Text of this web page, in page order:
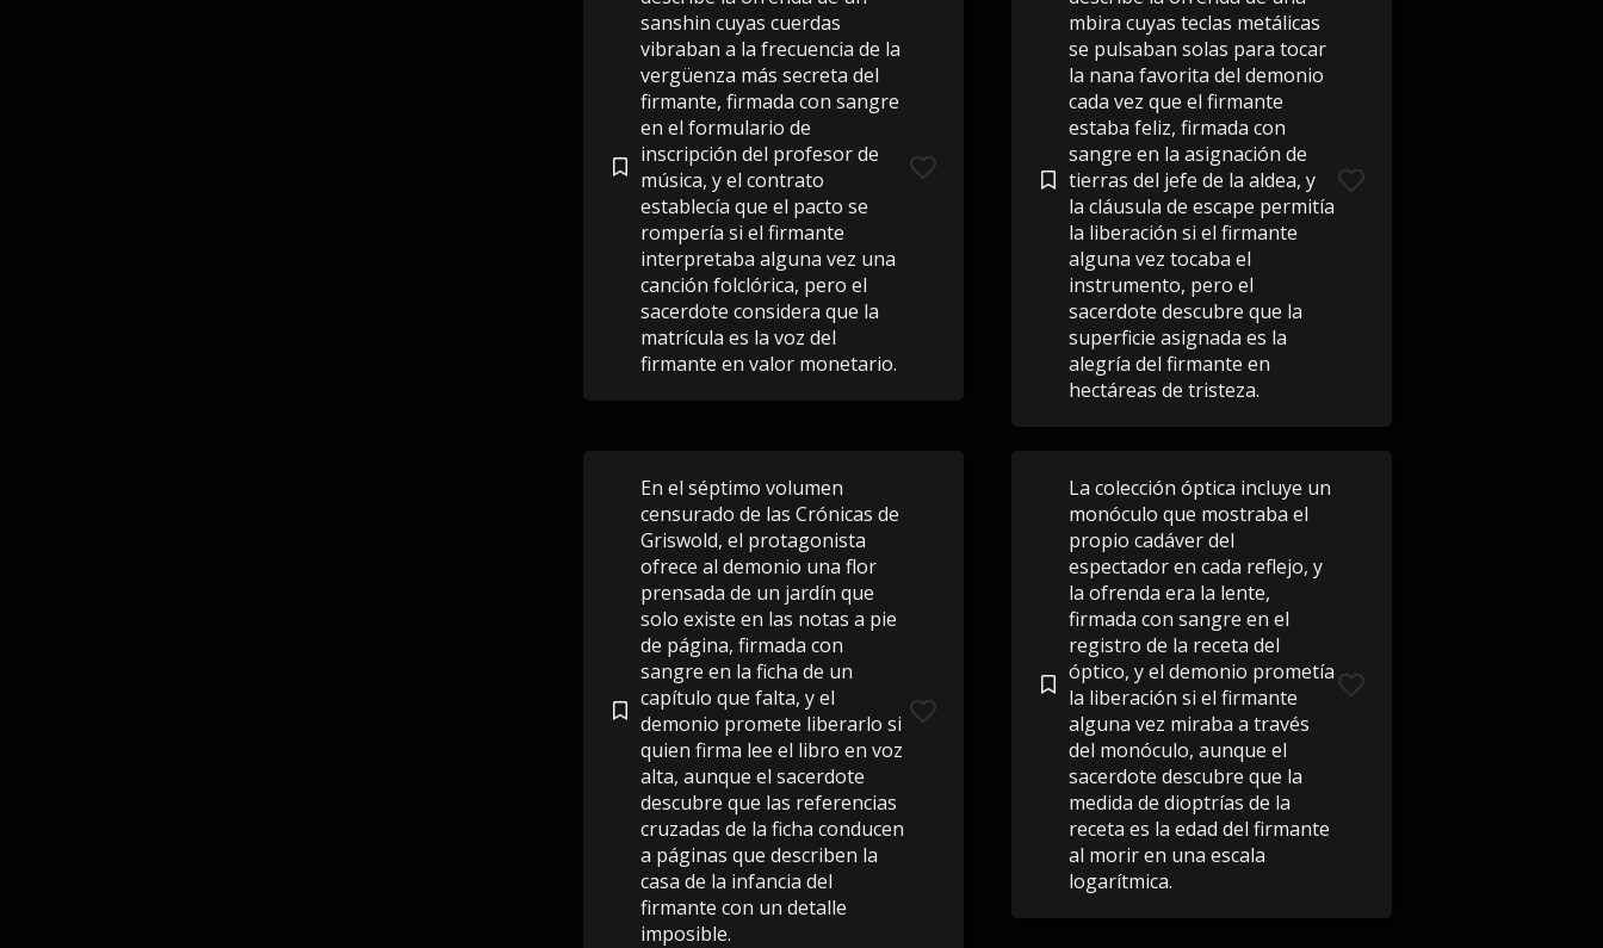
sanshin cuyas cuerdas
vibraban a la frecuencia de la
vergüenza más secreta del
firmante, firmada con sangre
en el formulario de
inscripción del profesor de
música, y el contrato
establecía que el pacto se
rompería si el firmante
interpretaba alguna vez una
canción folclórica, pero el
sacerdote considera que la
matrícula es la voz del
firmante en valor monetario.
mbira cuyas teclas metálicas
se pulsaban solas para tocar
la nana favorita del demonio
cada vez que el firmante
estaba feliz, firmada con
sangre en la asignación de
tierras del jefe de la aldea, y
la cláusula de escape permitía
la liberación si el firmante
alguna vez tocaba el
instrumento, pero el
sacerdote descubre que la
superficie asignada es la
alegría del firmante en
hectáreas de tristeza.
En el séptimo volumen
censurado de las Crónicas de
Griswold, el protagonista
ofrece al demonio una flor
prensada de un jardín que
solo existe en las notas a pie
de página, firmada con
sangre en la ficha de un
capítulo que falta, y el
demonio promete liberarlo si
quien firma lee el libro en voz
alta, aunque el sacerdote
descubre que las referencias
cruzadas de la ficha conducen
a páginas que describen la
casa de la infancia del
firmante con un detalle
imposible.
La colección óptica incluye un
monóculo que mostraba el
propio cadáver del
espectador en cada reflejo, y
la ofrenda era la lente,
firmada con sangre en el
registro de la receta del
óptico, y el demonio prometía
la liberación si el firmante
alguna vez miraba a través
del monóculo, aunque el
sacerdote descubre que la
medida de dioptrías de la
receta es la edad del firmante
al morir en una escala
logarítmica.